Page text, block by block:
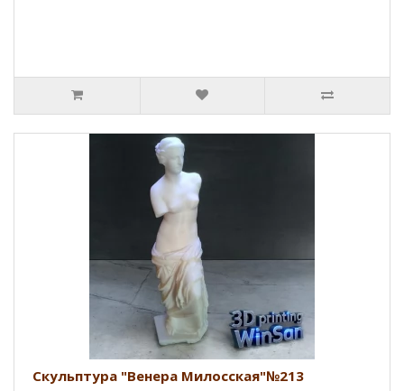
Скульптура "Венера Милосская"№213